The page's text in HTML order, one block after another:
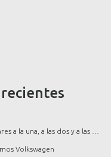
a la una, a las dos y a las …
Volkswagen